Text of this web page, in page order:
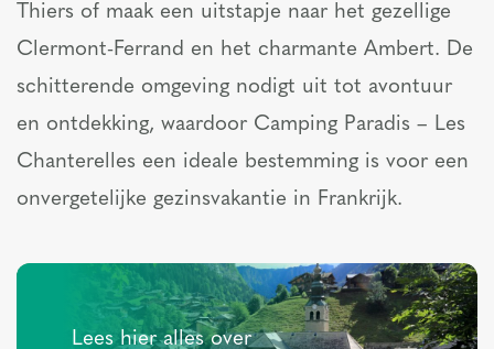
Thiers of maak een uitstapje naar het gezellige
Clermont-Ferrand en het charmante Ambert. De
schitterende omgeving nodigt uit tot avontuur
en ontdekking, waardoor Camping Paradis – Les
Chanterelles een ideale bestemming is voor een
onvergetelijke gezinsvakantie in Frankrijk.
Lees hier alles over